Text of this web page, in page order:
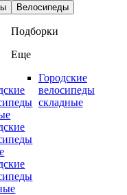
Велосипеды
Подборки
Еще
Городские
велосипеды
складные